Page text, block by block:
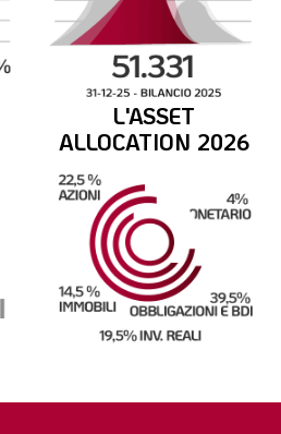
L'ASSET
ALLOCATION 2026